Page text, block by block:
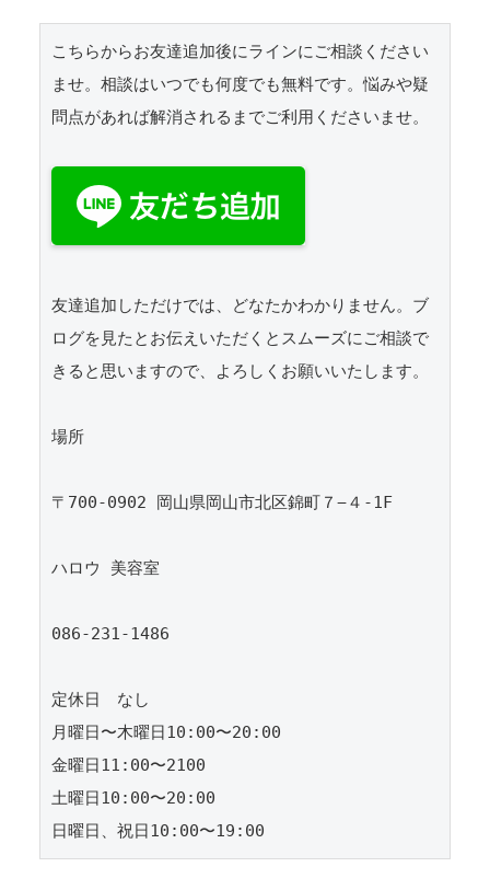
こちらからお友達追加後にラインにご相談ください
ませ。相談はいつでも何度でも無料です。悩みや疑
問点があれば解消されるまでご利用くださいませ。
友達追加しただけでは、どなたかわかりません。ブ
ログを見たとお伝えいただくとスムーズにご相談で
きると思いますので、よろしくお願いいたします。
場所
〒700-0902 岡山県岡山市北区錦町７−４-1F
ハロウ 美容室
086-231-1486
定休日　なし
月曜日〜木曜日10:00〜20:00
金曜日11:00〜2100
土曜日10:00〜20:00